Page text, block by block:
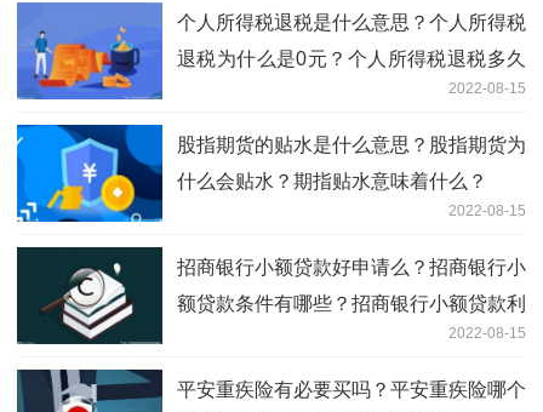
个人所得税退税是什么意思？个人所得税
退税为什么是0元？个人所得税退税多久
2022-08-15
股指期货的贴水是什么意思？股指期货为
什么会贴水？期指贴水意味着什么？
2022-08-15
招商银行小额贷款好申请么？招商银行小
额贷款条件有哪些？招商银行小额贷款利
2022-08-15
平安重疾险有必要买吗？平安重疾险哪个